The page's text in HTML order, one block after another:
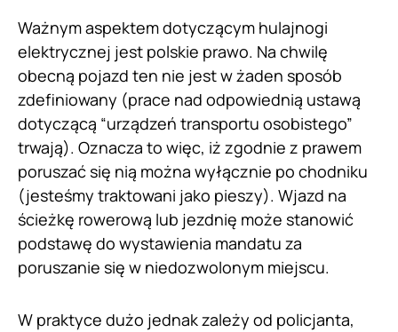
Ważnym aspektem dotyczącym hulajnogi
elektrycznej jest polskie prawo. Na chwilę
obecną pojazd ten nie jest w żaden sposób
zdefiniowany (prace nad odpowiednią ustawą
dotyczącą “urządzeń transportu osobistego”
trwają). Oznacza to więc, iż zgodnie z prawem
poruszać się nią można wyłącznie po chodniku
(jesteśmy traktowani jako pieszy). Wjazd na
ścieżkę rowerową lub jezdnię może stanowić
podstawę do wystawienia mandatu za
poruszanie się w niedozwolonym miejscu.
W praktyce dużo jednak zależy od policjanta,